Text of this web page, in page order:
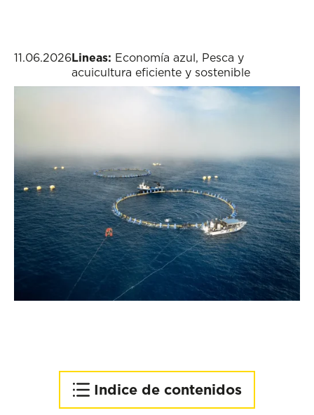
11.06.2026Lineas: Economía azul, Pesca y
acuicultura eficiente y sostenible
Indice de contenidos